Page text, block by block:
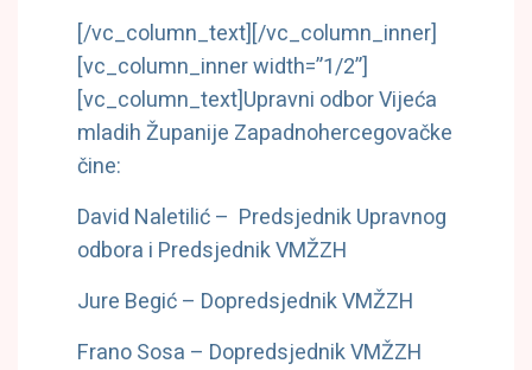
[/vc_column_text][/vc_column_inner]
[vc_column_inner width=”1/2”]
[vc_column_text]Upravni odbor Vijeća
mladih Županije Zapadnohercegovačke
čine:
David Naletilić – Predsjednik Upravnog
odbora i Predsjednik VMŽZH
Jure Begić – Dopredsjednik VMŽZH
Frano Sosa – Dopredsjednik VMŽZH